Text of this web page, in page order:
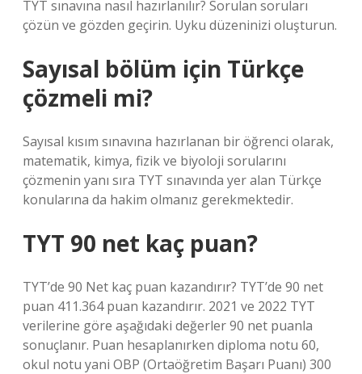
TYT sınavına nasıl hazırlanılır? Sorulan soruları
çözün ve gözden geçirin. Uyku düzeninizi oluşturun.
Sayısal bölüm için Türkçe
çözmeli mi?
Sayısal kısım sınavına hazırlanan bir öğrenci olarak,
matematik, kimya, fizik ve biyoloji sorularını
çözmenin yanı sıra TYT sınavında yer alan Türkçe
konularına da hakim olmanız gerekmektedir.
TYT 90 net kaç puan?
TYT’de 90 Net kaç puan kazandırır? TYT’de 90 net
puan 411.364 puan kazandırır. 2021 ve 2022 TYT
verilerine göre aşağıdaki değerler 90 net puanla
sonuçlanır. Puan hesaplanırken diploma notu 60,
okul notu yani OBP (Ortaöğretim Başarı Puanı) 300